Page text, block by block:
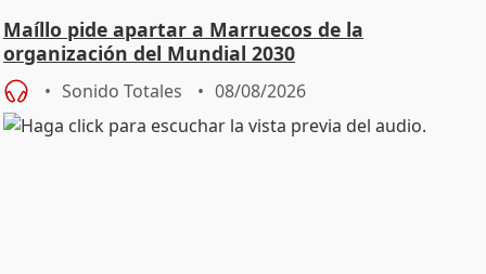
Maíllo pide apartar a Marruecos de la
organización del Mundial 2030
Sonido Totales 08/08/2026